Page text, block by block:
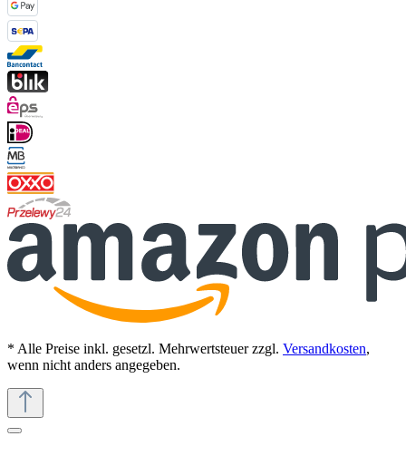
* Alle Preise inkl. gesetzl. Mehrwertsteuer zzgl. Versandkosten,
wenn nicht anders angegeben.